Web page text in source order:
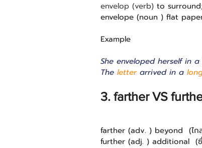
envelop (verb) to
envelope (noun ) flat
Example
She enveloped herself in a
The letter arrived in a
3. farther VS
farther (adv. ) beyond  (ไก
further (adj. ) additional  (ซึ่